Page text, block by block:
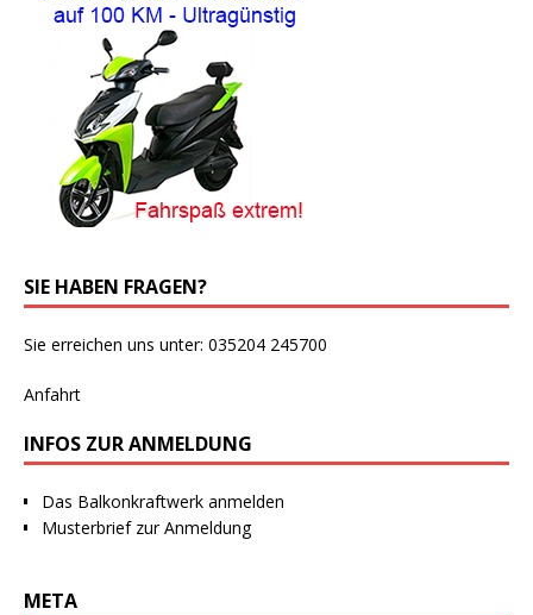
SIE HABEN FRAGEN?
Sie erreichen uns unter: 035204 245700
Anfahrt
INFOS ZUR ANMELDUNG
Das Balkonkraftwerk anmelden
Musterbrief zur Anmeldung
META